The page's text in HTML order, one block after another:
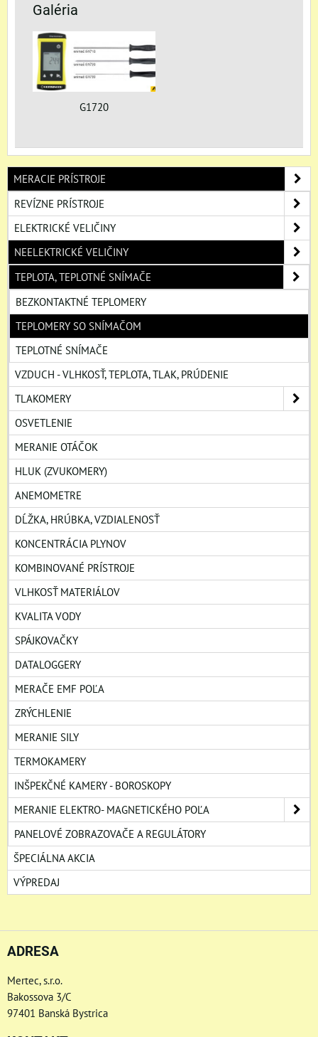
Galéria
G1720
MERACIE PRÍSTROJE
REVÍZNE PRÍSTROJE
ELEKTRICKÉ VELIČINY
NEELEKTRICKÉ VELIČINY
TEPLOTA, TEPLOTNÉ SNÍMAČE
BEZKONTAKTNÉ TEPLOMERY
TEPLOMERY SO SNÍMAČOM
TEPLOTNÉ SNÍMAČE
VZDUCH - VLHKOSŤ, TEPLOTA, TLAK, PRÚDENIE
TLAKOMERY
OSVETLENIE
MERANIE OTÁČOK
HLUK (ZVUKOMERY)
ANEMOMETRE
DĹŽKA, HRÚBKA, VZDIALENOSŤ
KONCENTRÁCIA PLYNOV
KOMBINOVANÉ PRÍSTROJE
VLHKOSŤ MATERIÁLOV
KVALITA VODY
SPÁJKOVAČKY
DATALOGGERY
MERAČE EMF POĽA
ZRÝCHLENIE
MERANIE SILY
TERMOKAMERY
INŠPEKČNÉ KAMERY - BOROSKOPY
MERANIE ELEKTRO- MAGNETICKÉHO POĽA
PANELOVÉ ZOBRAZOVAČE A REGULÁTORY
ŠPECIÁLNA AKCIA
VÝPREDAJ
ADRESA
Mertec, s.r.o.
Bakossova 3/C
97401 Banská Bystrica